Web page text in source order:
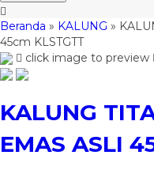
Beranda » KALUNG »
45cm KLSTGTT
click image to preview
KALUNG
EMAS ASLI